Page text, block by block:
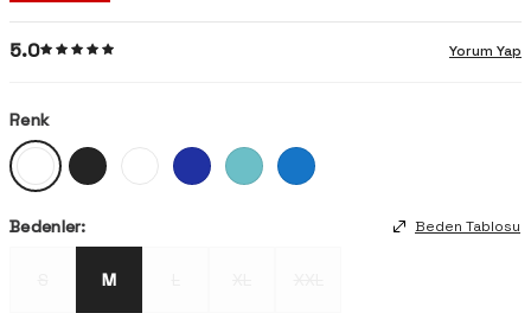
5.0 Yorum Yap
Renk
Bedenler: Beden Tablosu
M